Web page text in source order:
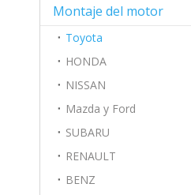
Montaje del motor
Toyota
HONDA
NISSAN
Mazda y Ford
SUBARU
RENAULT
BENZ